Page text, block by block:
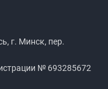
г. Минск, пер.
№ 693285672